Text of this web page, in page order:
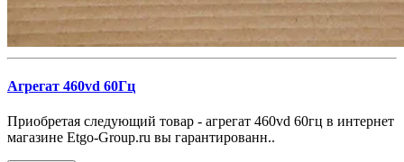
Агрегат 460vd 60Гц
Приобретая следующий товар - агрегат 460vd 60гц в интернет
магазине Etgo-Group.ru вы гарантированн..